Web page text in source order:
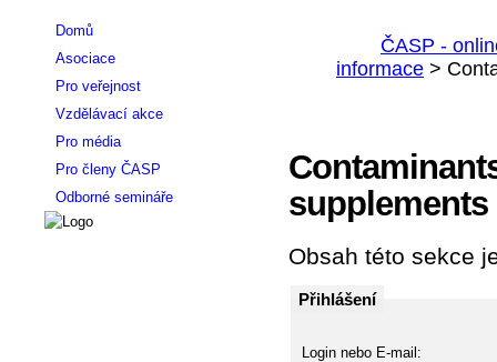
Obsah této sekce
Přihlášení
Login nebo E-mail:
Domů
Asociace
Pro veřejnost
Vzdělávací akce
Pro média
Pro členy ČASP
Odborné semináře